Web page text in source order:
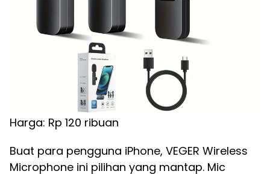
Harga: Rp 120 ribuan
Buat para pengguna iPhone, VEGER Wireless
Microphone ini pilihan yang mantap. Mic